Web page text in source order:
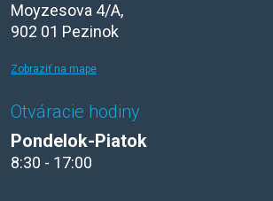
Moyzesova 4/A,
902 01 Pezinok
Zobraziť na mape
Otváracie hodiny
Pondelok-Piatok
8:30 - 17:00